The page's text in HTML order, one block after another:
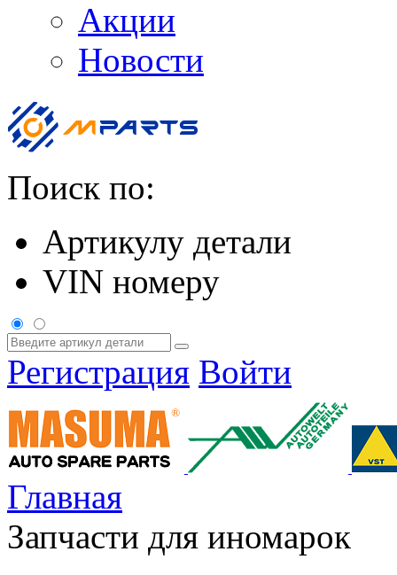
Акции
Новости
Поиск по:
Артикулу детали
VIN номеру
Регистрация Войти
Главная
Запчасти для иномарок